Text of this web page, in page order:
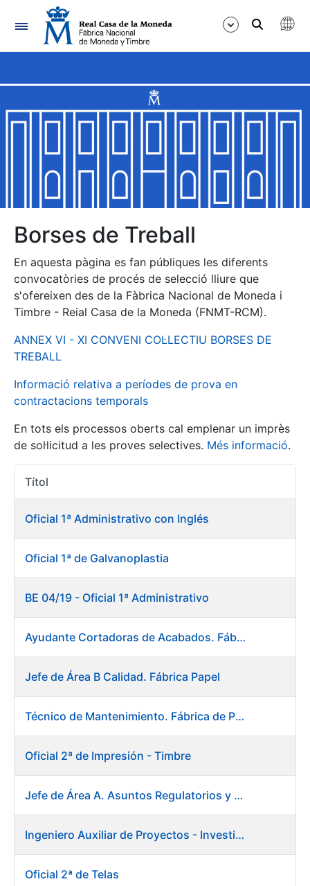
Navegació
Mostra/Amaga
Mostra/Amaga
Mostra/Amaga
Mostra/Amaga
Mostra/Amaga
Mostra/Amaga
Borses de Treball
En aquesta pàgina es fan públiques les diferents
convocatòries de procés de selecció lliure que
s'ofereixen des de la Fàbrica Nacional de Moneda i
Timbre - Reial Casa de la Moneda (FNMT-RCM).
ANNEX VI - XI CONVENI COL·LECTIU BORSES DE
TREBALL
Informació relativa a períodes de prova en
contractacions temporals
En tots els processos oberts cal emplenar un imprès
de sol·licitud a les proves selectives. Més informació.
Títol
Accions
Oficial 1ª Administrativo con Inglés
Oficial 1ª de Galvanoplastia
BE 04/19 - Oficial 1ª Administrativo
Ayudante Cortadoras de Acabados. Fábrica de Papel
Jefe de Área B Calidad. Fábrica Papel
Técnico de Mantenimiento. Fábrica de Papel
Oficial 2ª de Impresión - Timbre
Jefe de Área A. Asuntos Regulatorios y Relaciones Institucionales
Ingeniero Auxiliar de Proyectos - Investigación y Desarrollo
Oficial 2ª de Telas